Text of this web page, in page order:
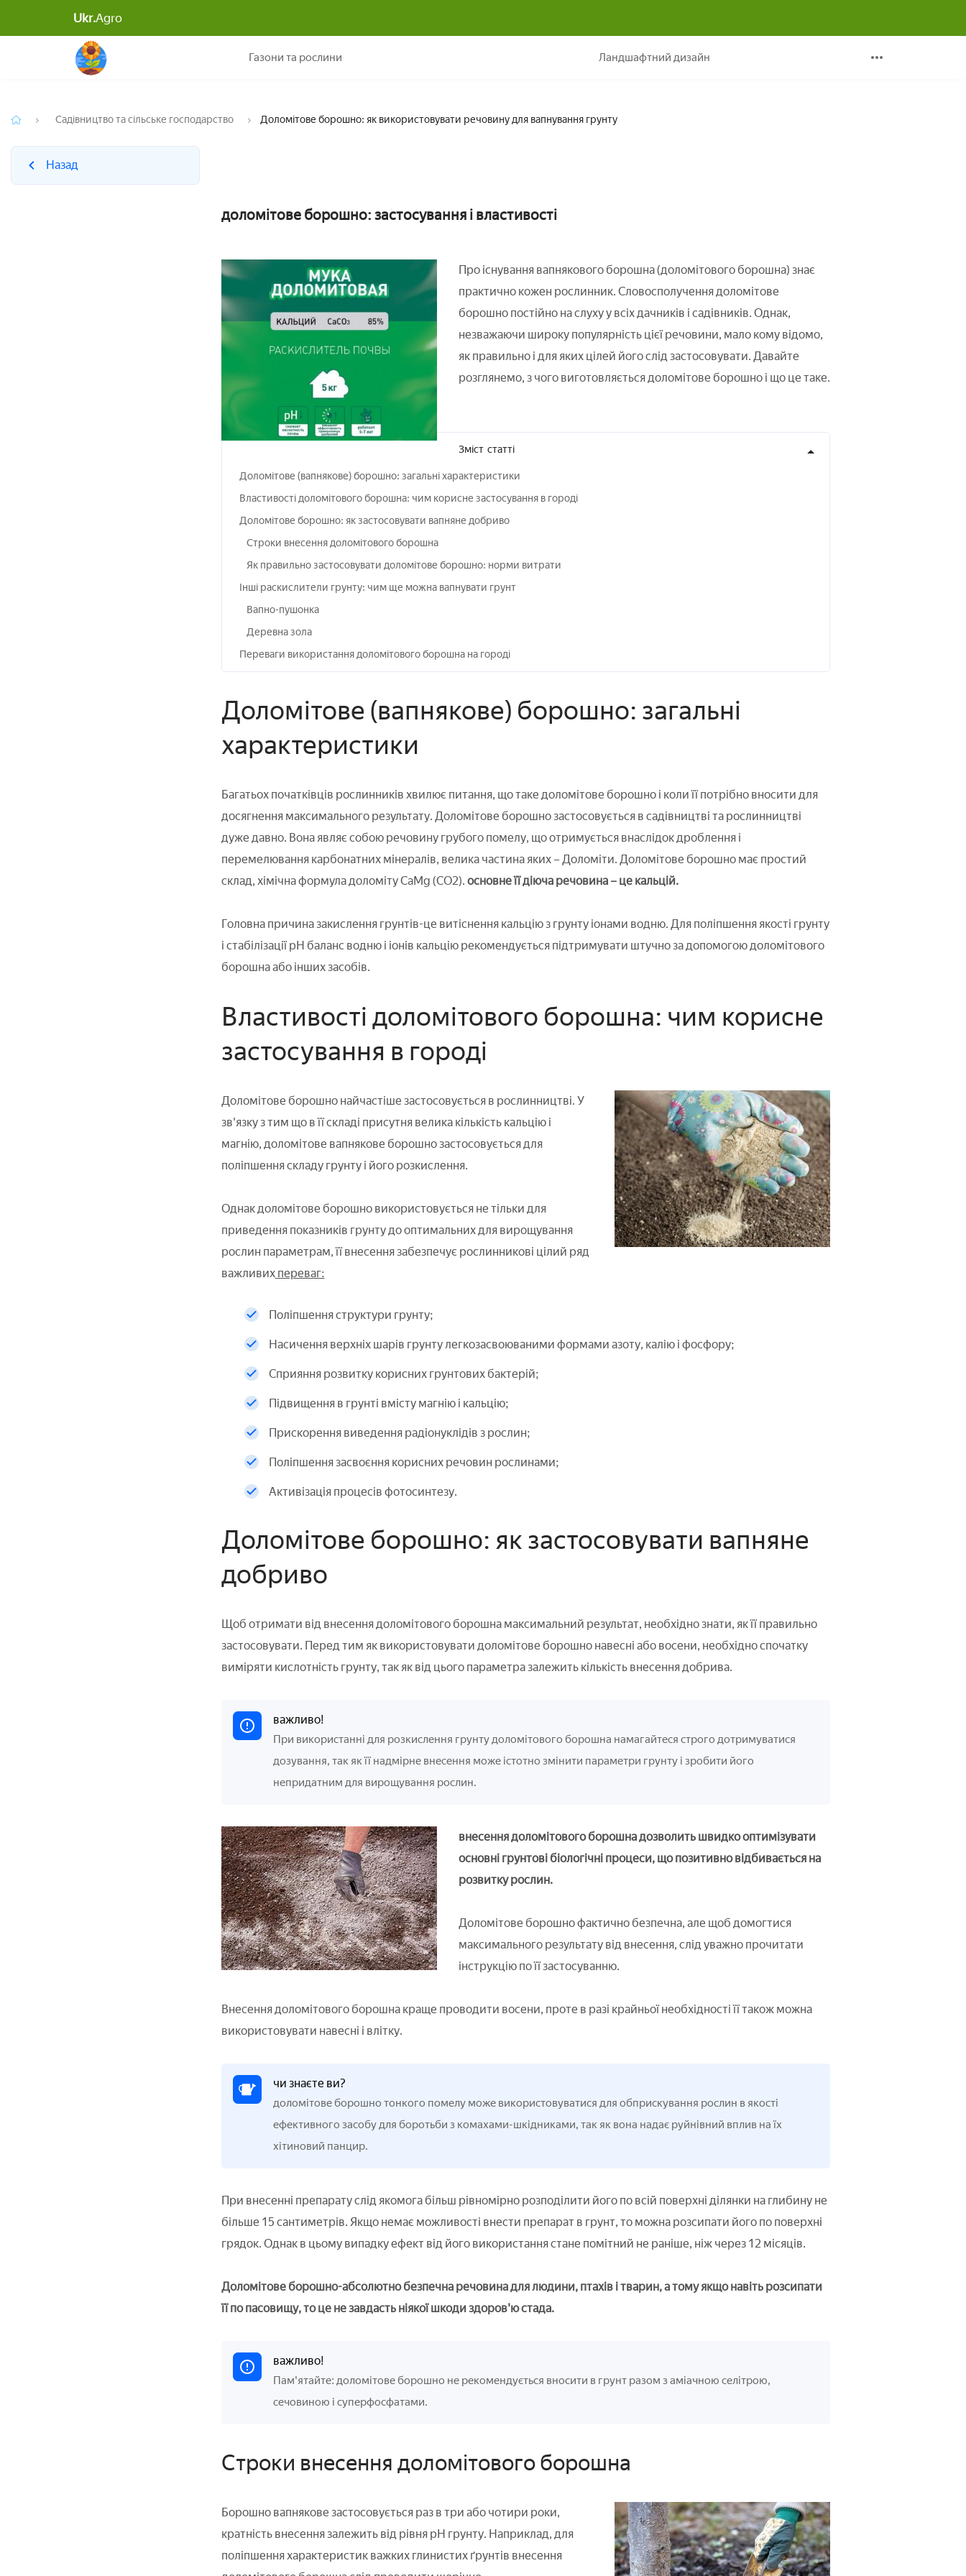
Ukr.Agro
Газони та рослини Ландшафтний дизайн
Назад
Садівництво та сільське господарство Доломітове борошно: як використовувати речовину для вапнування грунту
Назад
доломітове борошно: застосування і властивості
Про існування вапнякового борошна (доломітового борошна) знає
практично кожен рослинник. Словосполучення доломітове
борошно постійно на слуху у всіх дачників і садівників. Однак,
незважаючи широку популярність цієї речовини, мало кому відомо,
як правильно і для яких цілей його слід застосовувати. Давайте
розглянемо, з чого виготовляється доломітове борошно і що це таке.
Зміст статті
Доломітове (вапнякове) борошно: загальні характеристики
Властивості доломітового борошна: чим корисне застосування в городі
Доломітове борошно: як застосовувати вапняне добриво
Строки внесення доломітового борошна
Як правильно застосовувати доломітове борошно: норми витрати
Інші раскислители грунту: чим ще можна вапнувати грунт
Вапно-пушонка
Деревна зола
Переваги використання доломітового борошна на городі
Доломітове (вапнякове) борошно: загальні
характеристики
Багатьох початківців рослинників хвилює питання, що таке доломітове борошно і коли її потрібно вносити для
досягнення максимального результату. Доломітове борошно застосовується в садівництві та рослинництві
дуже давно. Вона являє собою речовину грубого помелу, що отримується внаслідок дроблення і
перемелювання карбонатних мінералів, велика частина яких – Доломіти. Доломітове борошно має простий
склад, хімічна формула доломіту CaMg (CO2). основне її діюча речовина – це кальцій.
Головна причина закислення грунтів-це витіснення кальцію з грунту іонами водню. Для поліпшення якості грунту
і стабілізації рН баланс водню і іонів кальцію рекомендується підтримувати штучно за допомогою доломітового
борошна або інших засобів.
Властивості доломітового борошна: чим корисне
застосування в городі
Доломітове борошно найчастіше застосовується в рослинництві. У
зв'язку з тим що в її складі присутня велика кількість кальцію і
магнію, доломітове вапнякове борошно застосовується для
поліпшення складу грунту і його розкислення.
Однак доломітове борошно використовується не тільки для
приведення показників грунту до оптимальних для вирощування
рослин параметрам, її внесення забезпечує рослинникові цілий ряд
важливихпереваг:
Поліпшення структури грунту;
Насичення верхніх шарів грунту легкозасвоюваними формами азоту, калію і фосфору;
Сприяння розвитку корисних грунтових бактерій;
Підвищення в грунті вмісту магнію і кальцію;
Прискорення виведення радіонуклідів з рослин;
Поліпшення засвоєння корисних речовин рослинами;
Активізація процесів фотосинтезу.
Доломітове борошно: як застосовувати вапняне
добриво
Щоб отримати від внесення доломітового борошна максимальний результат, необхідно знати, як її правильно
застосовувати. Перед тим як використовувати доломітове борошно навесні або восени, необхідно спочатку
виміряти кислотність грунту, так як від цього параметра залежить кількість внесення добрива.
важливо!
При використанні для розкислення грунту доломітового борошна намагайтеся строго дотримуватися
дозування, так як її надмірне внесення може істотно змінити параметри грунту і зробити його
непридатним для вирощування рослин.
внесення доломітового борошна дозволить швидко оптимізувати
основні грунтові біологічні процеси, що позитивно відбивається на
розвитку рослин.
Доломітове борошно фактично безпечна, але щоб домогтися
максимального результату від внесення, слід уважно прочитати
інструкцію по її застосуванню.
Внесення доломітового борошна краще проводити восени, проте в разі крайньої необхідності її також можна
використовувати навесні і влітку.
чи знаєте ви?
доломітове борошно тонкого помелу може використовуватися для обприскування рослин в якості
ефективного засобу для боротьби з комахами-шкідниками, так як вона надає руйнівний вплив на їх
хітиновий панцир.
При внесенні препарату слід якомога більш рівномірно розподілити його по всій поверхні ділянки на глибину не
більше 15 сантиметрів. Якщо немає можливості внести препарат в грунт, то можна розсипати його по поверхні
грядок. Однак в цьому випадку ефект від його використання стане помітний не раніше, ніж через 12 місяців.
Доломітове борошно-абсолютно безпечна речовина для людини, птахів і тварин, а тому якщо навіть розсипати
її по пасовищу, то це не завдасть ніякої шкоди здоров'ю стада.
важливо!
Пам'ятайте: доломітове борошно не рекомендується вносити в грунт разом з аміачною селітрою,
сечовиною і суперфосфатами.
Строки внесення доломітового борошна
Борошно вапнякове застосовується раз в три або чотири роки,
кратність внесення залежить від рівня рН грунту. Наприклад, для
поліпшення характеристик важких глинистих ґрунтів внесення